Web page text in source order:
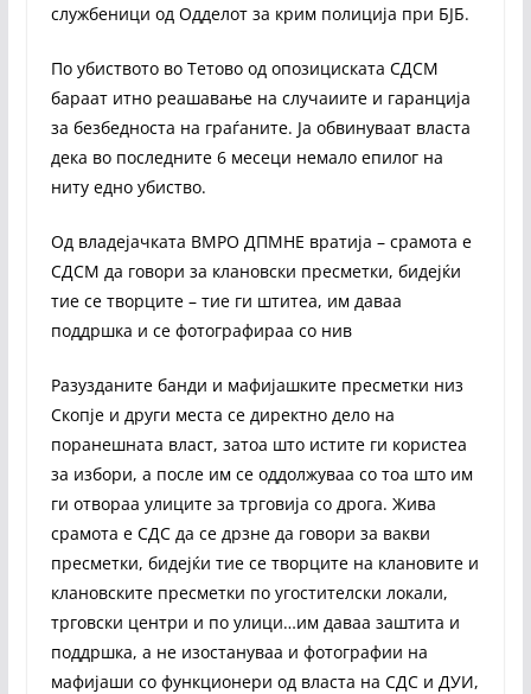
службеници од Одделот за крим полиција при БЈБ.
По убиството во Тетово од опозициската СДСМ
бараат итно реашавање на случаиите и гаранција
за безбедноста на граѓаните. Ја обвинуваат власта
дека во последните 6 месеци немало епилог на
ниту едно убиство.
Од владејачката ВМРО ДПМНЕ вратија – срамота е
СДСМ да говори за клановски пресметки, бидејќи
тие се творците – тие ги штитеа, им даваа
поддршка и се фотографираа со нив
Разузданите банди и мафијашките пресметки низ
Скопје и други места се директно дело на
поранешната власт, затоа што истите ги користеа
за избори, а после им се оддолжуваа со тоа што им
ги отвораа улиците за трговија со дрога. Жива
срамота е СДС да се дрзне да говори за вакви
пресметки, бидејќи тие се творците на клановите и
клановските пресметки по угостителски локали,
трговски центри и по улици…им даваа заштита и
поддршка, а не изостануваа и фотографии на
мафијаши со функционери од власта на СДС и ДУИ,